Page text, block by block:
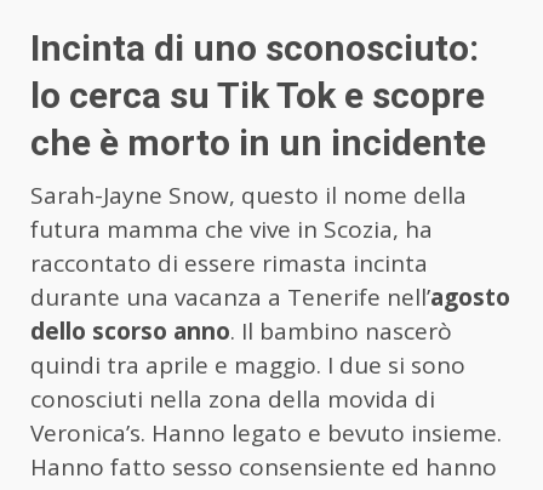
Incinta di uno sconosciuto:
lo cerca su Tik Tok e scopre
che è morto in un incidente
Sarah-Jayne Snow, questo il nome della
futura mamma che vive in Scozia, ha
raccontato di essere rimasta incinta
durante una vacanza a Tenerife nell’agosto
dello scorso anno. Il bambino nascerò
quindi tra aprile e maggio. I due si sono
conosciuti nella zona della movida di
Veronica’s. Hanno legato e bevuto insieme.
Hanno fatto sesso consensiente ed hanno